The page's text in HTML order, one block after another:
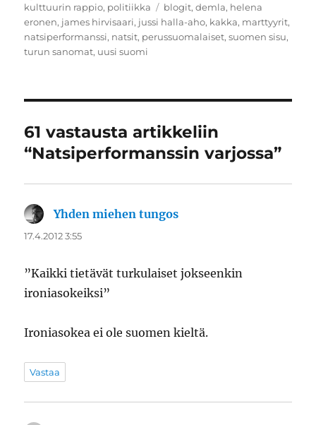
kulttuurin rappio, politiikka Avainsanat
blogit,demla, helena
eronen, james hirvisaari, jussi halla-aho, kakka, marttyyrit,
natsiperformanssi, natsit, perussuomalaiset,suomen sisu,
turun sanomat, uusi suomi
61 vastausta artikkeliin
“Natsiperformanssin varjossa”
Yhden miehen tungos
17.4.2012 3:55
”Kaikki tietävät turkulaiset jokseenkin
ironiasokeiksi”
Ironiasokea ei ole suomen kieltä.
Vastaa